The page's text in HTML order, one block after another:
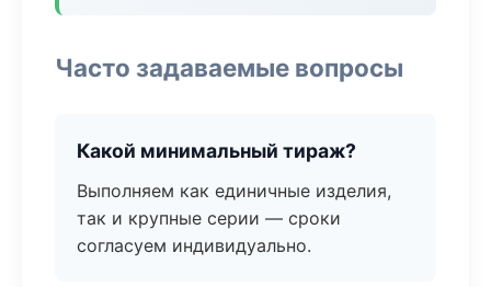
Часто задаваемые вопросы
Какой минимальный тираж?
Выполняем как единичные изделия,
так и крупные серии — сроки
согласуем индивидуально.